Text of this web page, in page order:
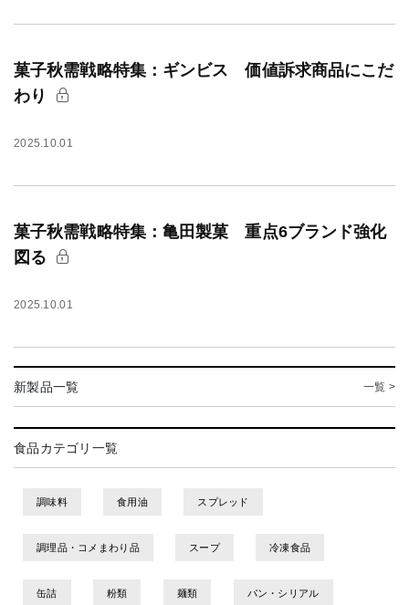
菓子秋需戦略特集：ギンビス 価値訴求商品にこだ
わり
2025.10.01
菓子秋需戦略特集：亀田製菓 重点6ブランド強化
図る
2025.10.01
新製品一覧 一覧 >
食品カテゴリ一覧
調味料 食用油 スプレッド
調理品・コメまわり品 スープ 冷凍食品
缶詰 粉類 麺類 パン・シリアル